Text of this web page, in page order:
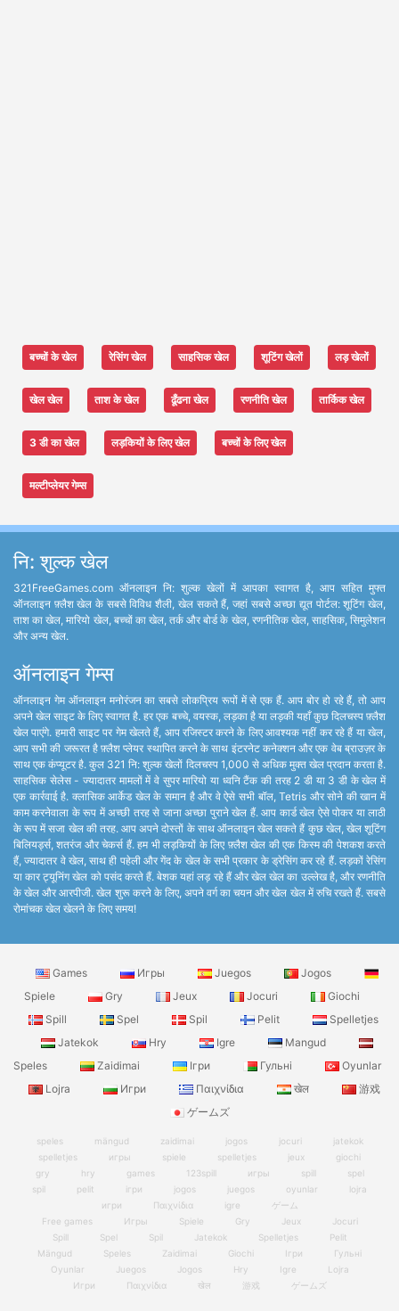
बच्चों के खेल रेसिंग खेल साहसिक खेल शूटिंग खेलों लड़ खेलों
खेल खेल ताश के खेल ढूँढना खेल रणनीति खेल तार्किक खेल
3 डी का खेल लड़कियों के लिए खेल बच्चों के लिए खेल
मल्टीप्लेयर गेम्स
नि: शुल्क खेल
321FreeGames.com ऑनलाइन नि: शुल्क खेलों में आपका स्वागत है, आप सहित मुफ्त
ऑनलाइन फ़्लैश खेल के सबसे विविध शैली, खेल सकते हैं, जहां सबसे अच्छा द्यूत पोर्टल: शूटिंग खेल,
ताश का खेल, मारियो खेल, बच्चों का खेल, तर्क और बोर्ड के खेल, रणनीतिक खेल, साहसिक, सिमुलेशन
और अन्य खेल.
ऑनलाइन गेम्स
ऑनलाइन गेम ऑनलाइन मनोरंजन का सबसे लोकप्रिय रूपों में से एक हैं. आप बोर हो रहे हैं, तो आप
अपने खेल साइट के लिए स्वागत है. हर एक बच्चे, वयस्क, लड़का है या लड़की यहाँ कुछ दिलचस्प फ़्लैश
खेल पाएंगे. हमारी साइट पर गेम खेलते हैं, आप रजिस्टर करने के लिए आवश्यक नहीं कर रहे हैं या खेल,
आप सभी की जरूरत है फ़्लैश प्लेयर स्थापित करने के साथ इंटरनेट कनेक्शन और एक वेब ब्राउज़र के
साथ एक कंप्यूटर है. कुल 321 नि: शुल्क खेलों दिलचस्प 1,000 से अधिक मुक्त खेल प्रदान करता है.
साहसिक सेलेस - ज्यादातर मामलों में वे सुपर मारियो या ध्वनि टैंक की तरह 2 डी या 3 डी के खेल में
एक कार्रवाई है. क्लासिक आर्केड खेल के समान है और वे ऐसे सभी बॉल, Tetris और सोने की खान में
काम करनेवाला के रूप में अच्छी तरह से जाना अच्छा पुराने खेल हैं. आप कार्ड खेल ऐसे पोकर या लाठी
के रूप में सजा खेल की तरह. आप अपने दोस्तों के साथ ऑनलाइन खेल सकते हैं कुछ खेल, खेल शूटिंग
बिलियर्ड्स, शतरंज और चेकर्स हैं. हम भी लड़कियों के लिए फ़्लैश खेल की एक किस्म की पेशकश करते
हैं, ज्यादातर वे खेल, साथ ही पहेली और गेंद के खेल के सभी प्रकार के ड्रेसिंग कर रहे हैं. लड़कों रेसिंग
या कार ट्यूनिंग खेल को पसंद करते हैं. बेशक यहां लड़ रहे हैं और खेल खेल का उल्लेख है, और रणनीति
के खेल और आरपीजी. खेल शुरू करने के लिए, अपने वर्ग का चयन और खेल खेल में रुचि रखते हैं. सबसे
रोमांचक खेल खेलने के लिए समय!
Games Игры Juegos
Jogos
Spiele
Gry Jeux Jocuri
Giochi
Spill
Spel Spil Pelit
Spelletjes
Jatekok
Hry Igre
Mangud
Speles
Zaidimai Ігри Гульні
Oyunlar
Lojra
Игри Παιχνίδια खेल
游戏
ゲームズ
speles mängud zaidimai jogos jocuri
jatekok
spelletjes
игры spiele spelletjes jeux
giochi
gry
hry games 123spill игры spill
spel
spil
pelit ігри jogos juegos oyunlar
lojra
игри
Παιχνίδια igre
ゲーム
Free games
Игры Spiele Gry Jeux
Jocuri
Spill
Spel Spil Jatekok Spelletjes
Pelit
Mängud
Speles Zaidimai Giochi Ігри
Гульні
Oyunlar
Juegos Jogos Hry Igre
Lojra
Игри
Παιχνίδια खेल 游戏 ゲームズ